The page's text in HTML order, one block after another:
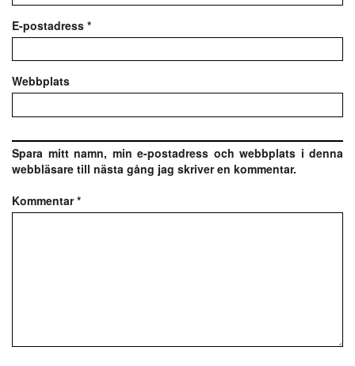
E-postadress *
Webbplats
Spara mitt namn, min e-postadress och webbplats i denna
webbläsare till nästa gång jag skriver en kommentar.
Kommentar*